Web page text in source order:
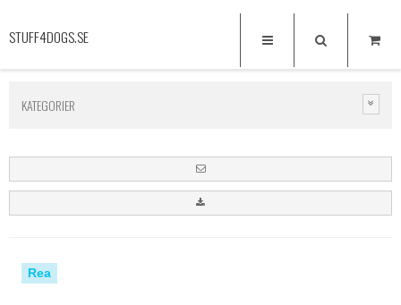
STUFF4DOGS.SE
KATEGORIER
Rea